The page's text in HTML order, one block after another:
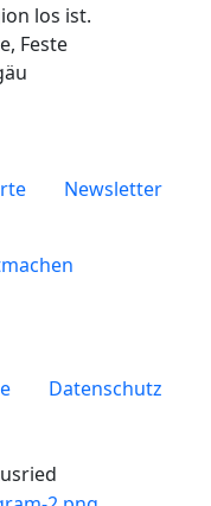
los ist.
Feste
Newsletter
Datenschutz